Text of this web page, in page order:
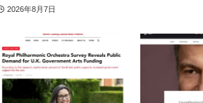
2026年8月7日